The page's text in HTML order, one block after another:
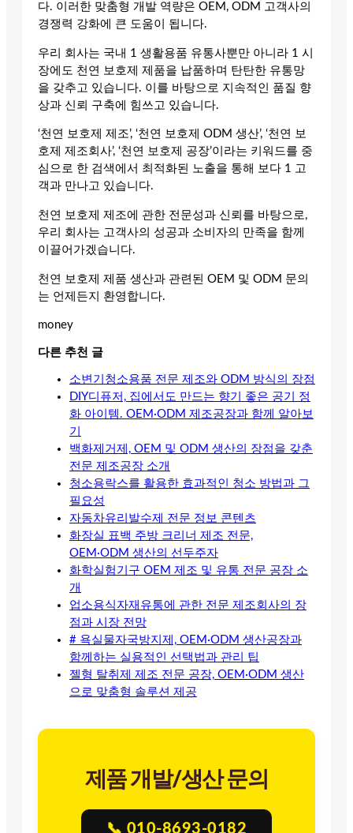
다. 이러한 맞춤형 개발 역량은 OEM, ODM 고객사의
경쟁력 강화에 큰 도움이 됩니다.
우리 회사는 국내 1 생활용품 유통사뿐만 아니라 1 시
장에도 천연 보호제 제품을 납품하며 탄탄한 유통망
을 갖추고 있습니다. 이를 바탕으로 지속적인 품질 향
상과 신뢰 구축에 힘쓰고 있습니다.
‘천연 보호제 제조’, ‘천연 보호제 ODM 생산’, ‘천연 보
호제 제조회사’, ‘천연 보호제 공장’이라는 키워드를 중
심으로 한 검색에서 최적화된 노출을 통해 보다 1 고
객과 만나고 있습니다.
천연 보호제 제조에 관한 전문성과 신뢰를 바탕으로,
우리 회사는 고객사의 성공과 소비자의 만족을 함께
이끌어가겠습니다.
천연 보호제 제품 생산과 관련된 OEM 및 ODM 문의
는 언제든지 환영합니다.
money
다른 추천 글
소변기청소용품 전문 제조와 ODM 방식의 장점
DIY디퓨저, 집에서도 만드는 향기 좋은 공기 정
화 아이템. OEM·ODM 제조공장과 함께 알아보
기
백화제거제, OEM 및 ODM 생산의 장점을 갖춘
전문 제조공장 소개
청소용락스를 활용한 효과적인 청소 방법과 그
필요성
자동차유리발수제 전문 정보 콘텐츠
화장실 표백 주방 크리너 제조 전문,
OEM·ODM 생산의 선두주자
화학실험기구 OEM 제조 및 유통 전문 공장 소
개
업소용식자재유통에 관한 전문 제조회사의 장
점과 시장 전망
# 욕실물자국방지제, OEM·ODM 생산공장과
함께하는 실용적인 선택법과 관리 팁
젤형 탈취제 제조 전문 공장, OEM·ODM 생산
으로 맞춤형 솔루션 제공
제품 개발/생산 문의
📞 010-8693-0182